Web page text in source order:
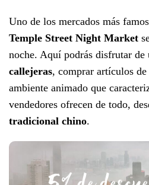
Uno de los mercados más
Temple Street Night Market
noche. Aquí podrás disfrutar de
callejeras, comprar artículos
ambiente animado que
vendedores ofrecen de todo,
tradicional chino.